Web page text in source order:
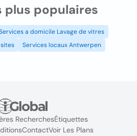
plus populaires
a domicile Lavage de vitres
sites
Services locaux Antwerpen
RecherchesÉtiquettes
ContactVoir Les Plans